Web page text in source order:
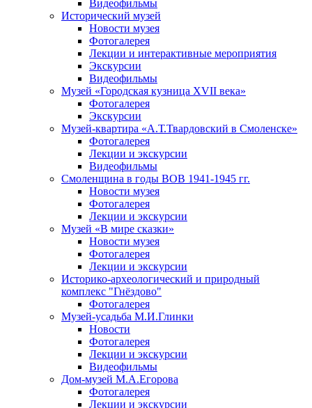
Видеофильмы
Исторический музей
Новости музея
Фотогалерея
Лекции и интерактивные мероприятия
Экскурсии
Видеофильмы
Музей «Городская кузница XVII века»
Фотогалерея
Экскурсии
Музей-квартира «А.Т.Твардовский в Смоленске»
Фотогалерея
Лекции и экскурсии
Видеофильмы
Смоленщина в годы ВОВ 1941-1945 гг.
Новости музея
Фотогалерея
Лекции и экскурсии
Музей «В мире сказки»
Новости музея
Фотогалерея
Лекции и экскурсии
Историко-археологический и природный
комплекс "Гнёздово"
Фотогалерея
Музей-усадьба М.И.Глинки
Новости
Фотогалерея
Лекции и экскурсии
Видеофильмы
Дом-музей М.А.Егорова
Фотогалерея
Лекции и экскурсии